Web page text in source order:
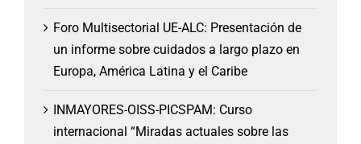
Foro Multisectorial UE-ALC: Presentación de
un informe sobre cuidados a largo plazo en
Europa, América Latina y el Caribe
INMAYORES-OISS-PICSPAM: Curso
internacional “Miradas actuales sobre las